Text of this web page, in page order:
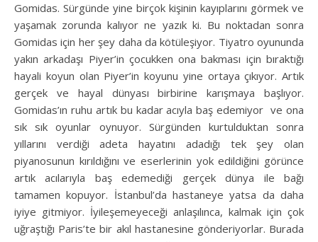
Gomidas. Sürgünde yine birçok kişinin kayıplarını görmek ve
yaşamak zorunda kalıyor ne yazık ki. Bu noktadan sonra
Gomidas için her şey daha da kötüleşiyor. Tiyatro oyununda
yakın arkadaşı Piyer’in çocukken ona bakması için bıraktığı
hayali koyun olan Piyer’in koyunu yine ortaya çıkıyor. Artık
gerçek ve hayal dünyası birbirine karışmaya başlıyor.
Gomidas’ın ruhu artık bu kadar acıyla baş edemiyor ve ona
sık sık oyunlar oynuyor. Sürgünden kurtulduktan sonra
yıllarını verdiği adeta hayatını adadığı tek şey olan
piyanosunun kırıldığını ve eserlerinin yok edildiğini görünce
artık acılarıyla baş edemediği gerçek dünya ile bağı
tamamen kopuyor. İstanbul’da hastaneye yatsa da daha
iyiye gitmiyor. İyileşemeyeceği anlaşılınca, kalmak için çok
uğraştığı Paris’te bir akıl hastanesine gönderiyorlar. Burada